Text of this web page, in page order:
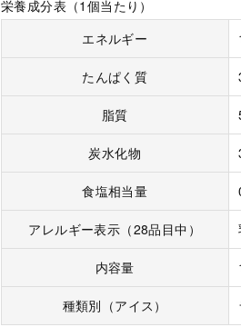
栄養成分表（1個当たり）
エネルギー
たんぱく質
脂質
炭水化物
食塩相当量
アレルギー表示（28品目中）
内容量
種類別（アイス）